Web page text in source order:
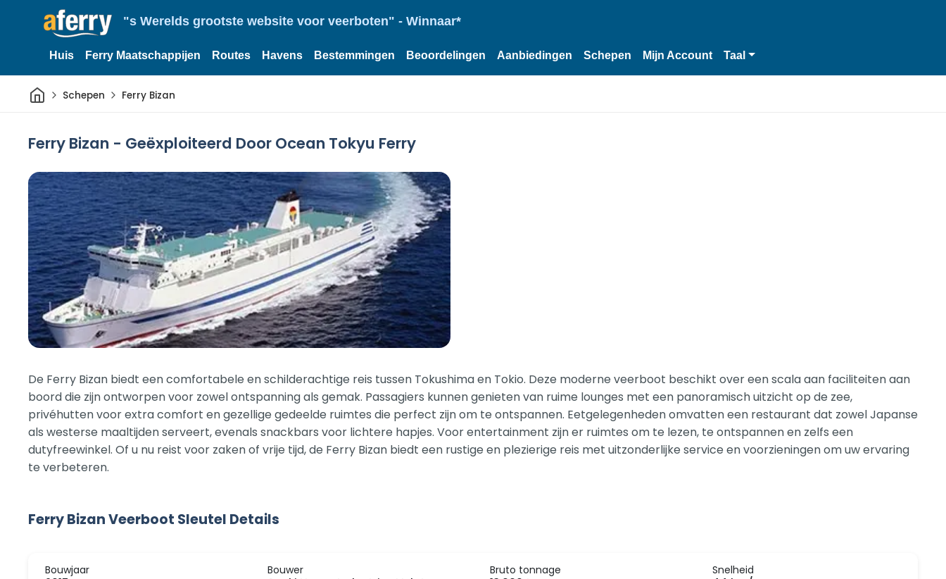
"s Werelds grootste website voor veerboten" - Winnaar*
Huis Ferry Maatschappijen Routes Havens Bestemmingen Beoordelingen Aanbiedingen Schepen Mijn Account Taal
ThuisSchepen Ferry Bizan
Ferry Bizan - Geëxploiteerd Door Ocean Tokyu Ferry
De Ferry Bizan biedt een comfortabele en schilderachtige reis tussen Tokushima en Tokio. Deze moderne veerboot beschikt over een scala aan faciliteiten aan
boord die zijn ontworpen voor zowel ontspanning als gemak. Passagiers kunnen genieten van ruime lounges met een panoramisch uitzicht op de zee,
privéhutten voor extra comfort en gezellige gedeelde ruimtes die perfect zijn om te ontspannen. Eetgelegenheden omvatten een restaurant dat zowel Japanse
als westerse maaltijden serveert, evenals snackbars voor lichtere hapjes. Voor entertainment zijn er ruimtes om te lezen, te ontspannen en zelfs een
dutyfreewinkel. Of u nu reist voor zaken of vrije tijd, de Ferry Bizan biedt een rustige en plezierige reis met uitzonderlijke service en voorzieningen om uw ervaring
te verbeteren.
Ferry Bizan Veerboot Sleutel Details
Bouwjaar Bouwer Bruto tonnage Snelheid